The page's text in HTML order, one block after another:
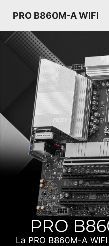
PRO B860M-A WIFI
La PRO B860M-A